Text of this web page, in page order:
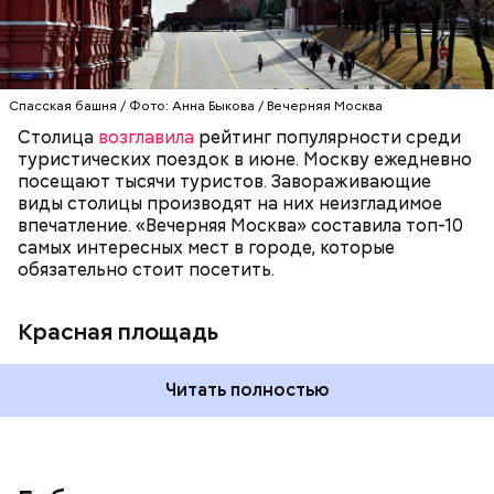
Спасская башня / Фото: Анна Быкова / Вечерняя Москва
Столица возглавила рейтинг популярности среди
туристических поездок в июне. Москву ежедневно
посещают тысячи туристов. Завораживающие
виды столицы производят на них неизгладимое
впечатление. «Вечерняя Москва» составила топ-10
самых интересных мест в городе, которые
обязательно стоит посетить.
Красная площадь
связана огромная часть истории нашей страны. В
1990 году комплекс Московского Кремля и Красной
площади были включены в состав списка
Всемирного культурного наследия ЮНЕСКО.
Читать полностью
— Вот меня очень раздражает, когда пытаешься
— Еще типичная ситуация, когда говорят:
«Занимайте обе стороны эскалатора». А никто не
занимает! И из-за этого образуется огромная
очередь. И если опаздываешь, то идешь по этому
огромному эскалатору очень-очень долго, —
поделился Андрей, 19 лет.